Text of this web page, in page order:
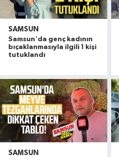
SAMSUN
Samsun'da genç kadının
bıçaklanmasıyla ilgili 1 kişi
tutuklandı
SAMSUN